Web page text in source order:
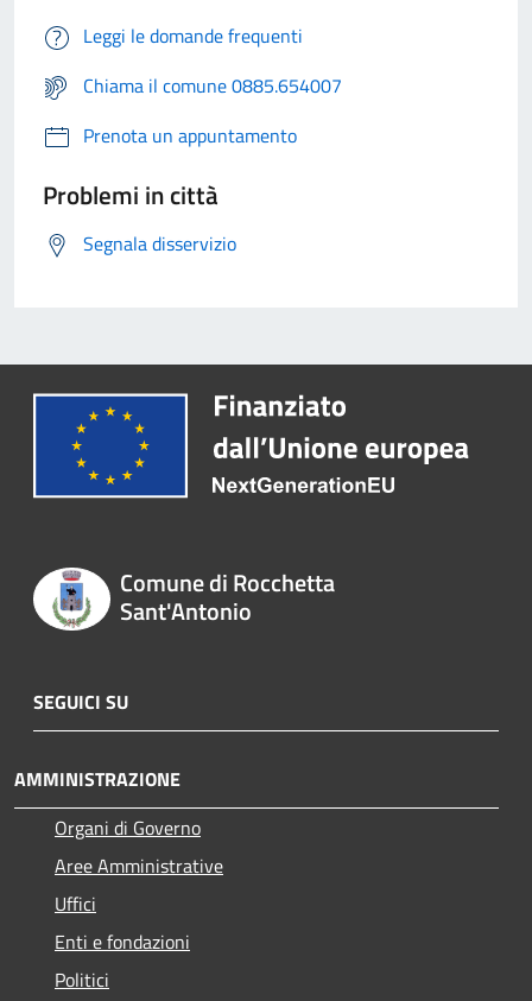
Leggi le domande frequenti
Chiama il comune 0885.654007
Prenota un appuntamento
Problemi in città
Segnala disservizio
Comune di Rocchetta
Sant'Antonio
SEGUICI SU
AMMINISTRAZIONE
Organi di Governo
Aree Amministrative
Uffici
Enti e fondazioni
Politici